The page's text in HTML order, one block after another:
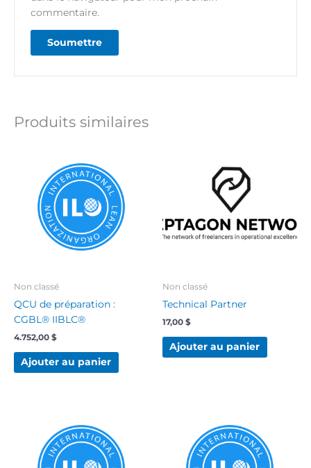
commentaire.
Produits similaires
Non classé
QCU de préparation :
CGBL® IIBLC®
4.752,00 $
Ajouter au panier
Non classé
Technical Partner
17,00 $
Ajouter au panier